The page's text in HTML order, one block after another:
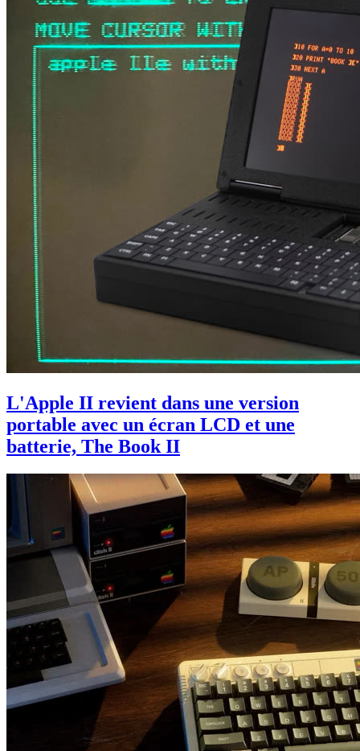
L'Apple II revient dans une version
portable avec un écran LCD et une
batterie, The Book II